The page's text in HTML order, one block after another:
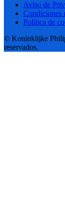
Aviso de
Condiciones
Política de
© Koninklijke
reservados.